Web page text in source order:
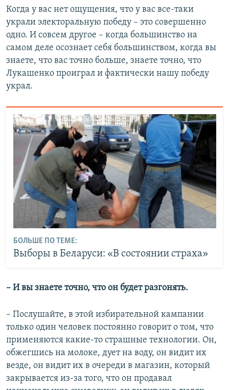
Когда у вас нет ощущения, что у вас все-таки
украли электоральную победу – это совершенно
одно. И совсем другое – когда большинство на
самом деле осознает себя большинством, когда вы
знаете, что вас точно больше, знаете точно, что
Лукашенко проиграл и фактически нашу победу
украл.
БОЛЬШЕ ПО ТЕМЕ:
Выборы в Беларуси: «В состоянии страха»
– И вы знаете точно, что он будет разгонять.
– Послушайте, в этой избирательной кампании
только один человек постоянно говорит о том, что
применяются какие-то страшные технологии. Он,
обжегшись на молоке, дует на воду, он видит их
везде, он видит их в очереди в магазин, который
закрывается из-за того, что он продавал